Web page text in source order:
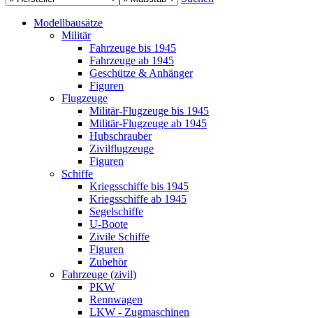
Modellbausätze
Militär
Fahrzeuge bis 1945
Fahrzeuge ab 1945
Geschütze & Anhänger
Figuren
Flugzeuge
Militär-Flugzeuge bis 1945
Militär-Flugzeuge ab 1945
Hubschrauber
Zivilflugzeuge
Figuren
Schiffe
Kriegsschiffe bis 1945
Kriegsschiffe ab 1945
Segelschiffe
U-Boote
Zivile Schiffe
Figuren
Zubehör
Fahrzeuge (zivil)
PKW
Rennwagen
LKW - Zugmaschinen